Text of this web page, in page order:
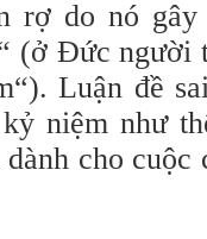
rợ do nó gây
(ở Đức người
Luận đề
niệm như
cho cuộc